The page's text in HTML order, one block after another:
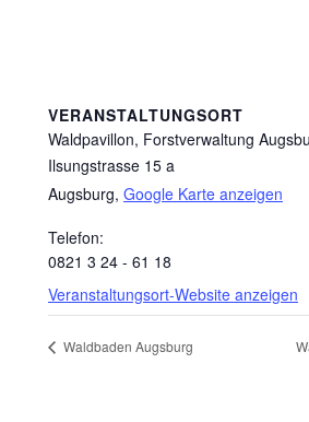
VERANSTALTUNGSORT
Waldpavillon, Forstverwaltung
Ilsungstrasse 15 a
Augsburg, Google Karte anzeigen
Telefon:
0821 3 24 - 61 18
Veranstaltungsort-Website anzeigen
Waldbaden Augsburg